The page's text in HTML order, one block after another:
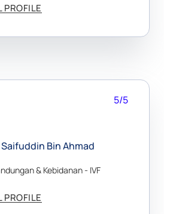
PROFILE
5/5
Bin Ahmad
& Kebidanan - IVF
PROFILE